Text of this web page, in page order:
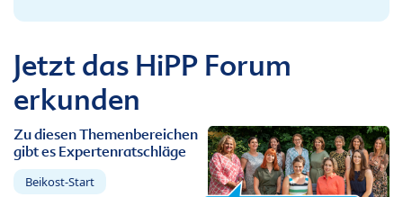
Jetzt das HiPP Forum
erkunden
Zu diesen Themenbereichen
gibt es Expertenratschläge
Beikost-Start